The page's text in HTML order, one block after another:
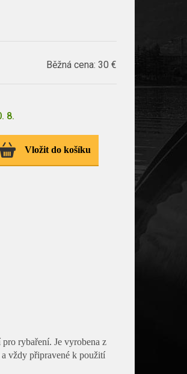
Běžná cena: 30 €
8.
Vložit do košíku
rybaření. Je vyrobena z
vždy připravené k použití